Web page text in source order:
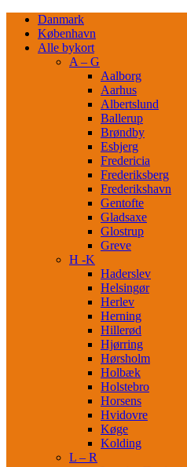
Danmark
København
Alle bykort
A – G
Aalborg
Aarhus
Albertslund
Ballerup
Brøndby
Esbjerg
Fredericia
Frederiksberg
Frederikshavn
Gentofte
Gladsaxe
Glostrup
Greve
H -K
Haderslev
Helsingør
Herlev
Herning
Hillerød
Hjørring
Hørsholm
Holbæk
Holstebro
Horsens
Hvidovre
Køge
Kolding
L – R